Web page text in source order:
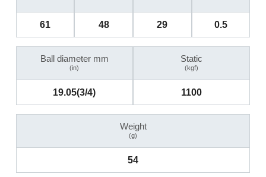
61 48 29 0.5
Ball diameter mm
(in)
19.05(3/4)
Static
(kgf)
1100
Weight
(g)
54